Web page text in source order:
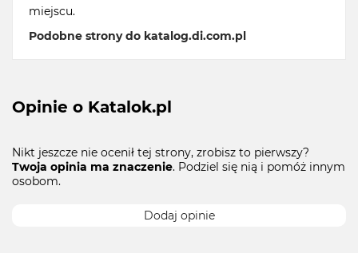
miejscu.
Podobne strony do katalog.di.com.pl
Opinie o Katalok.pl
Nikt jeszcze nie ocenił tej strony, zrobisz to pierwszy?
Twoja opinia ma znaczenie. Podziel się nią i pomóż innym
osobom.
Dodaj opinie